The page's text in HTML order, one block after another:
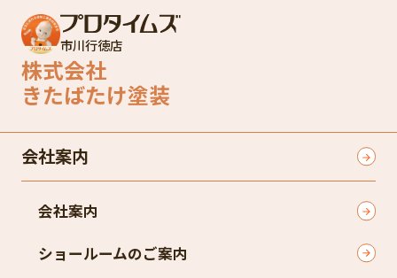
市川行徳店
株式会社
きたばたけ塗装
会社案内
会社案内
ショールームのご案内